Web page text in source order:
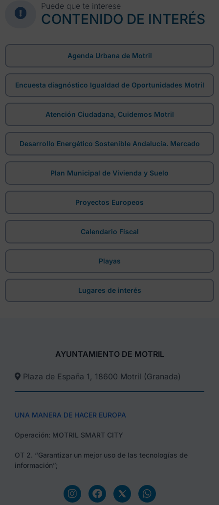
Puede que te interese
CONTENIDO DE INTERÉS
Agenda Urbana de Motril
Encuesta diagnóstico Igualdad de Oportunidades Motril
Atención Ciudadana, Cuidemos Motril
Desarrollo Energético Sostenible Andalucía. Mercado
Plan Municipal de Vivienda y Suelo
Proyectos Europeos
Calendario Fiscal
Playas
Lugares de interés
AYUNTAMIENTO DE MOTRIL
Plaza de España 1, 18600 Motril (Granada)​
UNA MANERA DE HACER EUROPA
Operación: MOTRIL SMART CITY
OT 2. “Garantizar un mejor uso de las tecnologías de
información”;